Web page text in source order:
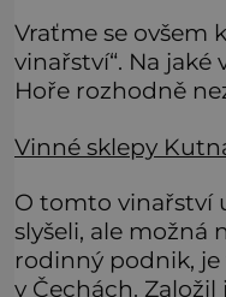
Vraťme se ovšem
vinařství“. Na
Hoře rozhodně
Vinné sklepy
O tomto vinařství
slyšeli, ale možná
rodinný podnik,
v Čechách.